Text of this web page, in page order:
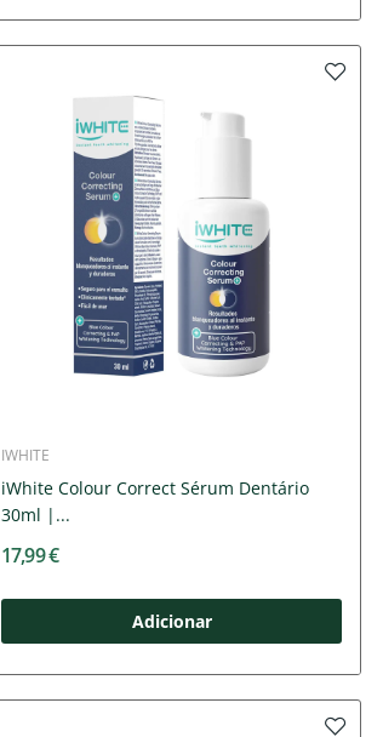
IWHITE
iWhite Colour Correct Sérum Dentário
30ml |...
17,99 €
Adicionar